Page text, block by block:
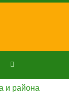
и района